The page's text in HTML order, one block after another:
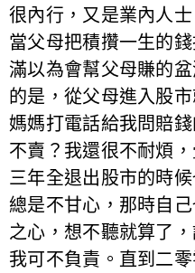
很內行，又是業內人
當父母把積攢一生的
滿以為會幫父母賺的
的是，從父母進入股
媽媽打電話給我問賠
不賣？我還很不耐煩
三年全退出股市的時
總是不甘心，那時自
之心，想不聽就算了
我可不負責。直到二